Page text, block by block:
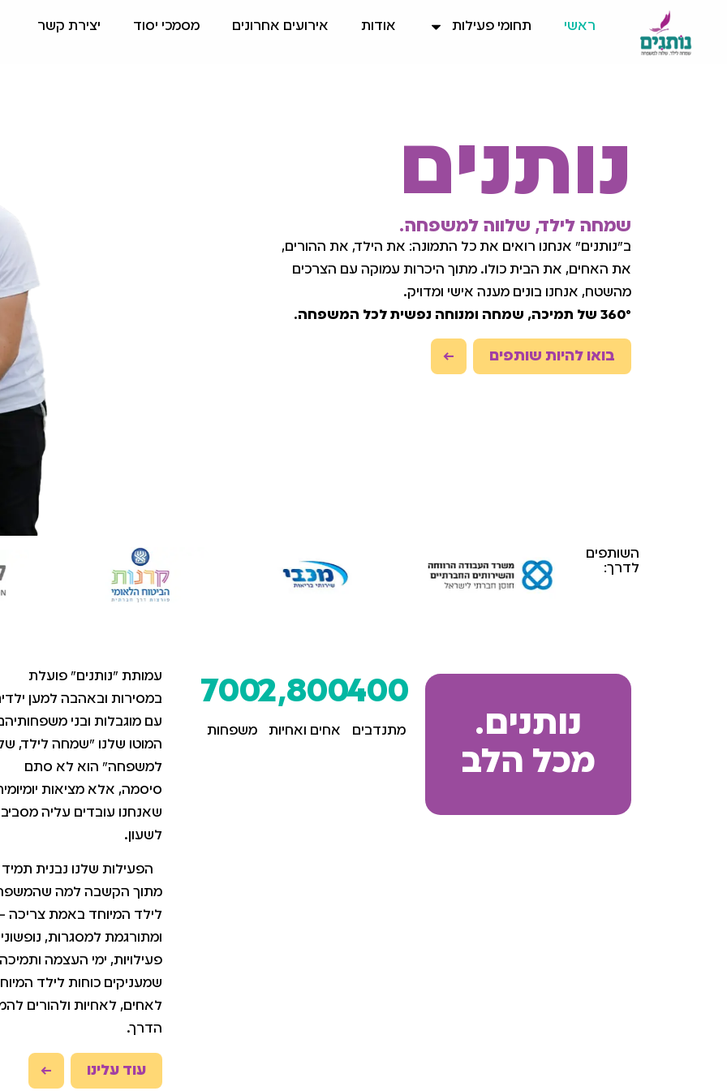
ראשי תחומי פעילות אודות אירועים אחרונים מסמכי יסוד יצירת קשר
נותנים
שמחה לילד, שלווה למשפחה.
ב"נותנים" אנחנו רואים את כל התמונה: את הילד, את ההורים,
את האחים, את הבית כולו. מתוך היכרות עמוקה עם הצרכים
מהשטח, אנחנו בונים מענה אישי ומדויק.
360° של תמיכה, שמחה ומנוחה נפשית לכל המשפחה.
בואו להיות שותפים
השותפים
לדרך:
נותנים.
מכל הלב
מתנדבים
400
אחים ואחיות
2,800
משפחות
700
עמותת "נותנים" פועלת
במסירות ובאהבה למען
עם מוגבלות ובני
המוטו שלנו "שמחה לילד,
למשפחה" הוא לא סתם
סיסמה, אלא מציאות
שאנחנו עובדים עליה מסביב
לשעון.
הפעילות שלנו נבנית תמיד
מתוך הקשבה למה
לילד המיוחד באמת צריכה
ומתורגמת למסגרות,
פעילויות, ימי העצמה
שמעניקים כוחות לילד
לאחים, לאחיות ולהורים
הדרך.
עוד עלינו